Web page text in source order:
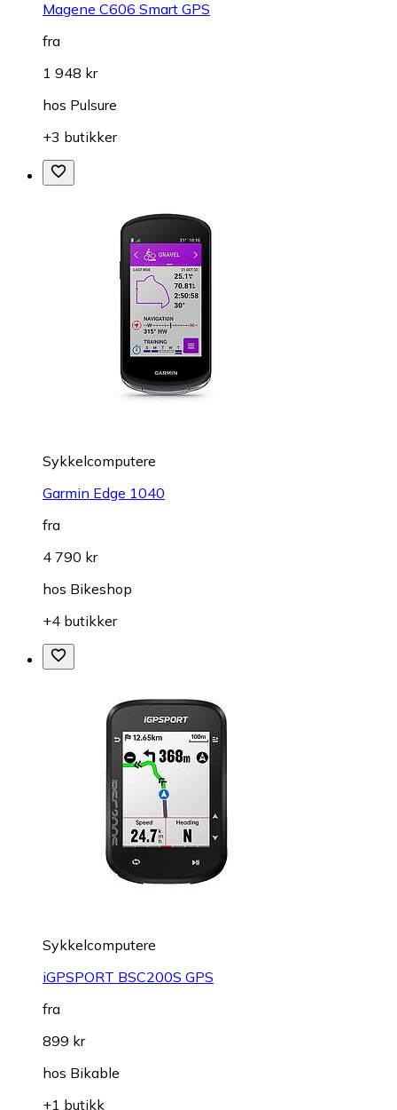
Magene C606 Smart GPS
fra
1 948 kr
hos Pulsure
+3 butikker
Sykkelcomputere
Garmin Edge 1040
fra
4 790 kr
hos Bikeshop
+4 butikker
Sykkelcomputere
iGPSPORT BSC200S GPS
fra
899 kr
hos Bikable
+1 butikk